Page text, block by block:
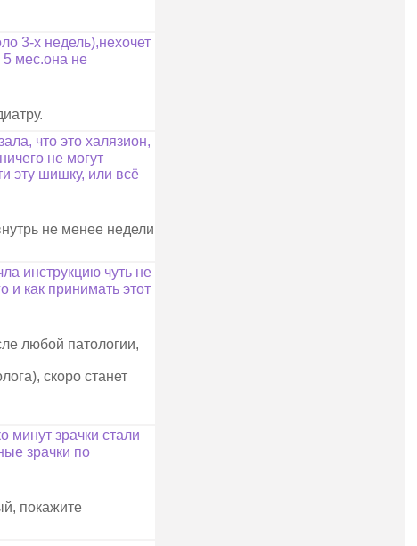
3-х недель),нехочет
5 мес.она не
что это халязион,
не могут
эту шишку, или всё
не менее недели
инструкцию чуть не
и как принимать этот
любой патологии,
скоро станет
минут зрачки стали
зрачки по
покажите